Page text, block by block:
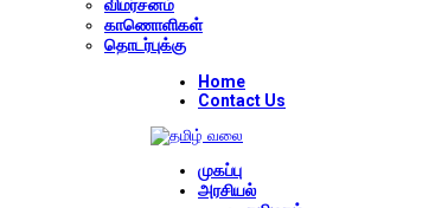
விமர்சனம்
காணொளிகள்
தொடர்புக்கு
Home
Contact Us
முகப்பு
அரசியல்